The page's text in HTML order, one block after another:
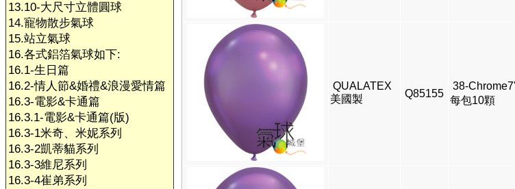
13.10-大尺寸立體圓球
14.寵物散步氣球
15.站立氣球
16.各式鋁箔氣球如下:
16.1-生日篇
16.2-情人節&婚禮&浪漫愛情篇
16.3-電影&卡通篇
16.3.1-電影&卡通篇(版)
16.3-1米奇、米妮系列
16.3-2凱蒂貓系列
16.3-3維尼系列
16.3-4崔弟系列
QUALATEX
美國製
Q85155
38-
每包10顆